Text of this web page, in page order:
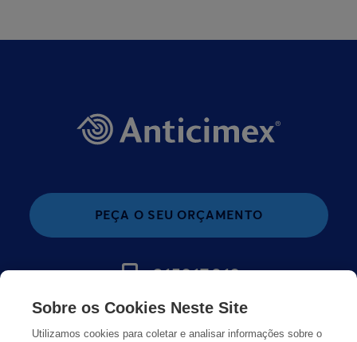
PEÇA O SEU ORÇAMENTO
215913019
MUDAR PAÍS
Sobre os Cookies Neste Site
Utilizamos cookies para coletar e analisar informações sobre o